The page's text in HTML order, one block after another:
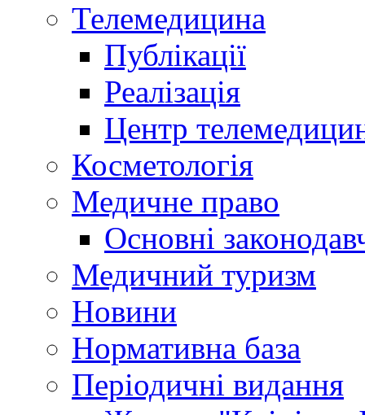
Телемедицина
Публікації
Реалізація
Центр
Косметологія
Медичне право
Основні
Медичний туризм
Новини
Нормативна база
Періодичні видання